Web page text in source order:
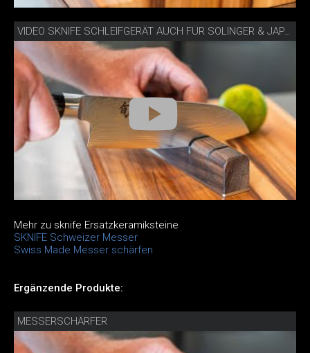
VIDEO SKNIFE SCHLEIFGERÄT AUCH FÜR SOLINGER & JAPANISCHE MESSER
Mehr zu sknife Ersatzkeramiksteine
SKNIFE Schweizer Messer
Swiss Made Messer schärfen
Ergänzende Produkte:
MESSERSCHÄRFER